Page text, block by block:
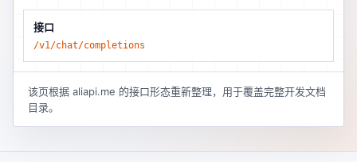
接口
/v1/chat/completions
该页根据 aliapi.me 的接口形态重新整理，用于覆盖完整开发文档
目录。